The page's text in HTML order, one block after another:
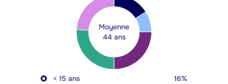
Moyenne
44 ans
< 15 ans
16%